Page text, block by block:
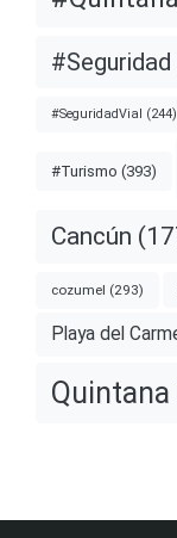
#Seguridad
#SeguridadVial (244)
#Turismo (393)
Cancún
cozumel (293)
Playa del
Quintana